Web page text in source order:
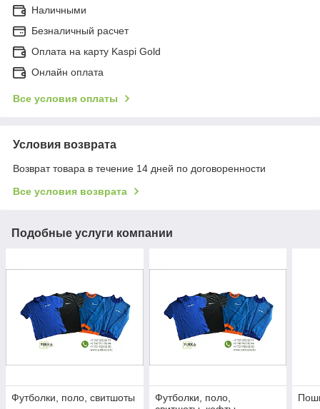
Наличными
Безналичный расчет
Оплата на карту Kaspi Gold
Онлайн оплата
Все условия оплаты
Условия возврата
Возврат товара в течение 14 дней по договоренности
Все условия возврата
Подобные услуги компании
Футболки, поло, свитшоты
Футболки, поло,